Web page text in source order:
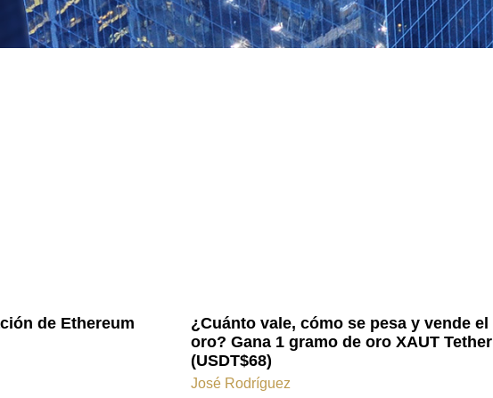
de Ethereum
¿Cuánto vale, cómo se pesa y vende el
oro? Gana 1 gramo de oro XAUT Tether
(USDT$68)
José Rodríguez